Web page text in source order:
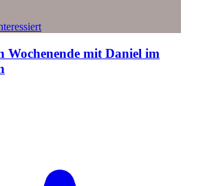
Wochenende mit Daniel im